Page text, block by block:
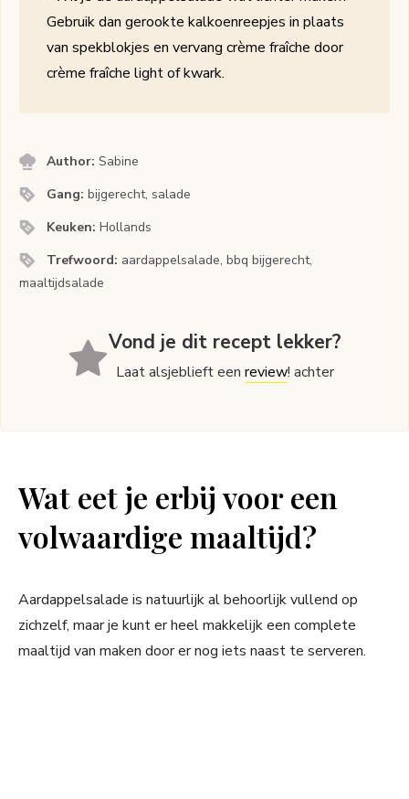
Gebruik dan gerookte kalkoenreepjes in plaats
van spekblokjes en vervang crème fraîche door
crème fraîche light of kwark.
Author:Sabine
Gang:bijgerecht, salade
Keuken:Hollands
Trefwoord: aardappelsalade, bbq bijgerecht,
maaltijdsalade
Vond je dit recept lekker?
Laat alsjeblieft eenreview! achter
Wat eet je erbij voor een
volwaardige maaltijd?
Aardappelsalade is natuurlijk al behoorlijk vullend op
zichzelf, maar je kunt er heel makkelijk een complete
maaltijd van maken door er nog iets naast te serveren.